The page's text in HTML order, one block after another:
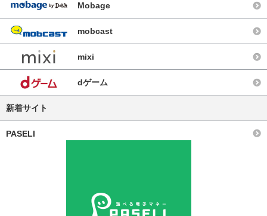
Mobage
mobcast
mixi
dゲーム
新着サイト
PASELI